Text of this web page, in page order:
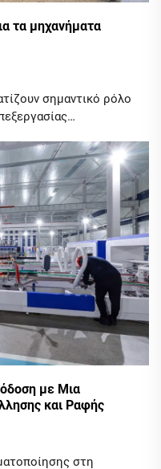
τα μηχανήματα
σημαντικό ρόλο
πληροφορίες
τη σημασία τους και
με Μια
και Ραφής
στη